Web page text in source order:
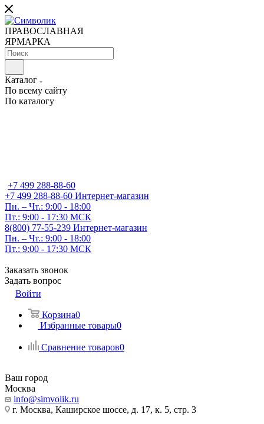
ПРАВОСЛАВНАЯ
ЯРМАРКА
Каталог
По всему сайту
По каталогу
+7 499 288-88-60
+7 499 288-88-60 Интернет-магазин
Пн. – Чт.: 9:00 - 18:00
Пт.: 9:00 - 17:30 МСК
8(800) 77-55-239 Интернет-магазин
Пн. – Чт.: 9:00 - 18:00
Пт.: 9:00 - 17:30 МСК
Заказать звонок
Задать вопрос
Войти
Корзина0
Избранные товары0
Сравнение товаров0
Ваш город
Москва
info@simvolik.ru
г. Москва, Каширское шоссе, д. 17, к. 5, стр. 3